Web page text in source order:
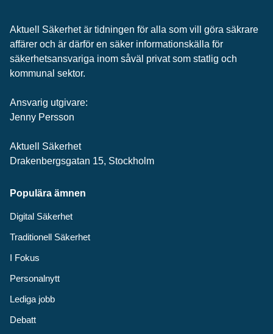
Aktuell Säkerhet är tidningen för alla som vill göra säkrare
affärer och är därför en säker informationskälla för
säkerhets­ansvariga inom såväl privat som statlig och
kommunal sektor.
Ansvarig utgivare:
Jenny Persson
Aktuell Säkerhet
Drakenbergsgatan 15, Stockholm
Populära ämnen
Digital Säkerhet
Traditionell Säkerhet
I Fokus
Personalnytt
Lediga jobb
Debatt